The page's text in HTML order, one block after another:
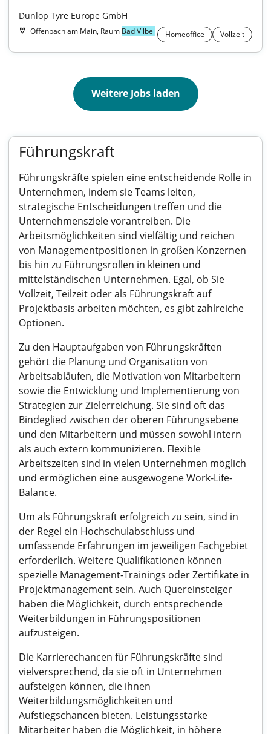
Dunlop Tyre Europe GmbH
Offenbach am Main, Raum Bad Vilbel Homeoffice Vollzeit
Weitere Jobs laden
Führungskraft
Führungskräfte spielen eine entscheidende Rolle in
Unternehmen, indem sie Teams leiten,
strategische Entscheidungen treffen und die
Unternehmensziele vorantreiben. Die
Arbeitsmöglichkeiten sind vielfältig und reichen
von Managementpositionen in großen Konzernen
bis hin zu Führungsrollen in kleinen und
mittelständischen Unternehmen. Egal, ob Sie
Vollzeit, Teilzeit oder als Führungskraft auf
Projektbasis arbeiten möchten, es gibt zahlreiche
Optionen.
Zu den Hauptaufgaben von Führungskräften
gehört die Planung und Organisation von
Arbeitsabläufen, die Motivation von Mitarbeitern
sowie die Entwicklung und Implementierung von
Strategien zur Zielerreichung. Sie sind oft das
Bindeglied zwischen der oberen Führungsebene
und den Mitarbeitern und müssen sowohl intern
als auch extern kommunizieren. Flexible
Arbeitszeiten sind in vielen Unternehmen möglich
und ermöglichen eine ausgewogene Work-Life-
Balance.
Um als Führungskraft erfolgreich zu sein, sind in
der Regel ein Hochschulabschluss und
umfassende Erfahrungen im jeweiligen Fachgebiet
erforderlich. Weitere Qualifikationen können
spezielle Management-Trainings oder Zertifikate in
Projektmanagement sein. Auch Quereinsteiger
haben die Möglichkeit, durch entsprechende
Weiterbildungen in Führungspositionen
aufzusteigen.
Die Karrierechancen für Führungskräfte sind
vielversprechend, da sie oft in Unternehmen
aufsteigen können, die ihnen
Weiterbildungsmöglichkeiten und
Aufstiegschancen bieten. Leistungsstarke
Mitarbeiter haben die Möglichkeit, in höhere